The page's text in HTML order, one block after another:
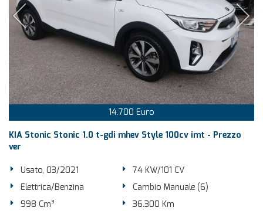
14.700 Euro
KIA Stonic Stonic 1.0 t-gdi mhev Style 100cv imt - Prezzo
ver
Usato, 03/2021
74 KW/101 CV
Elettrica/Benzina
Cambio Manuale (6)
998 Cm³
36.300 Km